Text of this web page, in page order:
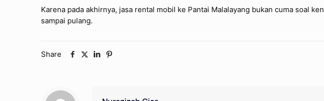
Karena pada akhirnya, jasa rental mobil ke Pantai Malalayang bukan cuma soal
sampai pulang.
Share